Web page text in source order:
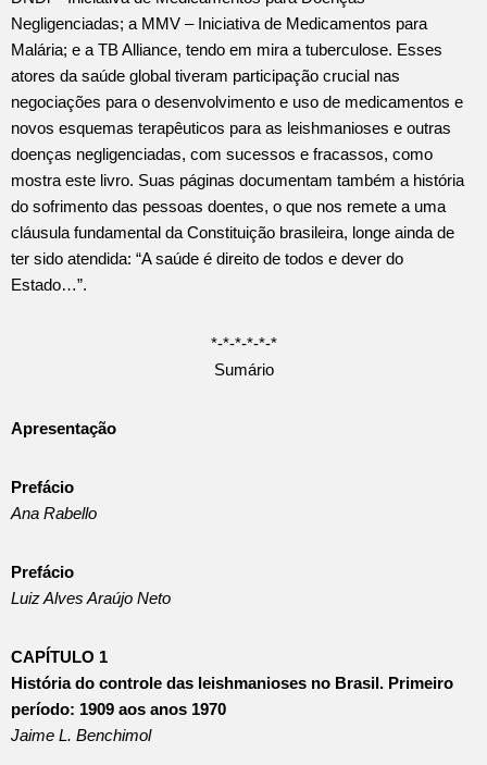
Negligenciadas; a MMV – Iniciativa de Medicamentos para
Malária; e a TB Alliance, tendo em mira a tuberculose. Esses
atores da saúde global tiveram participação crucial nas
negociações para o desenvolvimento e uso de medicamentos e
novos esquemas terapêuticos para as leishmanioses e outras
doenças negligenciadas, com sucessos e fracassos, como
mostra este livro. Suas páginas documentam também a história
do sofrimento das pessoas doentes, o que nos remete a uma
cláusula fundamental da Constituição brasileira, longe ainda de
ter sido atendida: “A saúde é direito de todos e dever do
Estado…”.
*-*-*-*-*-*
Sumário
Apresentação
Prefácio
Ana Rabello
Prefácio
Luiz Alves Araújo Neto
CAPÍTULO 1
História do controle das leishmanioses no Brasil. Primeiro
período: 1909 aos anos 1970
Jaime L. Benchimol